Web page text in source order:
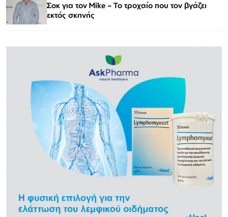
Σοκ για τον Mike – Το τροχαίο που τον βγάζει
εκτός σκηνής